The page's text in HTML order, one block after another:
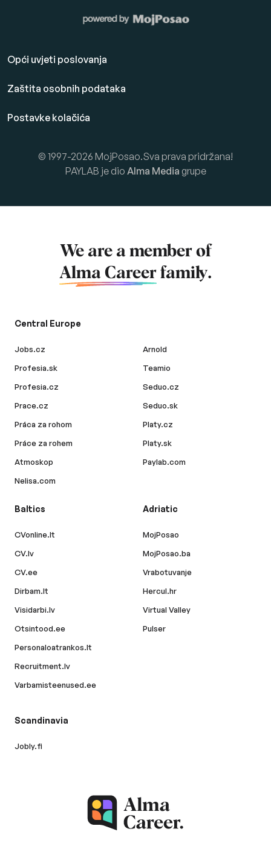
Opći uvjeti poslovanja
Zaštita osobnih podataka
Postavke kolačića
© 1997-2026 MojPosao.Sva prava pridržana!
PAYLAB je dio Alma Media grupe
We are a member of
Alma Career family.
Central Europe
Jobs.cz
Profesia.sk
Profesia.cz
Prace.cz
Práca za rohom
Práce za rohem
Atmoskop
Nelisa.com
Arnold
Teamio
Seduo.cz
Seduo.sk
Platy.cz
Platy.sk
Paylab.com
Baltics
CVonline.lt
CV.lv
CV.ee
Dirbam.lt
Visidarbi.lv
Otsintood.ee
Personaloatrankos.lt
Recruitment.lv
Varbamisteenused.ee
Adriatic
MojPosao
MojPosao.ba
Vrabotuvanje
Hercul.hr
Virtual Valley
Pulser
Scandinavia
Jobly.fi